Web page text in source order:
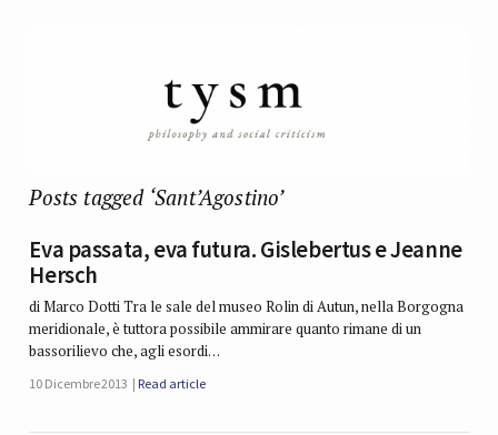
Posts tagged ‘Sant’Agostino’
Eva passata, eva futura. Gislebertus e Jeanne
Hersch
di Marco Dotti Tra le sale del museo Rolin di Autun, nella Borgogna
meridionale, è tuttora possibile ammirare quanto rimane di un
bassorilievo che, agli esordi…
10 Dicembre 2013 Read article